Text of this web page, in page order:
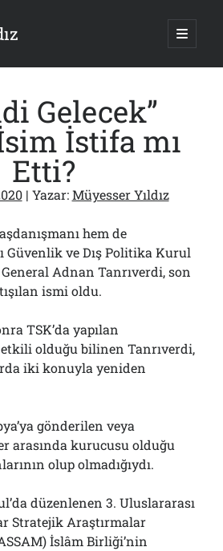
ana
Mahruki’nin “Suçu”!..
MSB Heyetine Böyle İsyan Etti:“Bizi
ve Patrikhane İçin ABD’yi Göreve
Gelecek”
İstifa mı
Etti?
| Yazar:Müyesser Yıldız
hem de
Güvenlik ve Dış Politika Kurul
Adnan Tanrıverdi, son
ismi oldu.
TSK’da yapılan
olduğu bilinen Tanrıverdi,
iki konuyla yeniden
gönderilen veya
arasında kurucusu olduğu
olup olmadığıydı.
düzenlenen 3. Uluslararası
Stratejik Araştırmalar
İslâm Birliği’nin